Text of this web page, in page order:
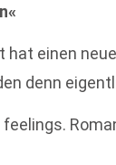
einen
denn